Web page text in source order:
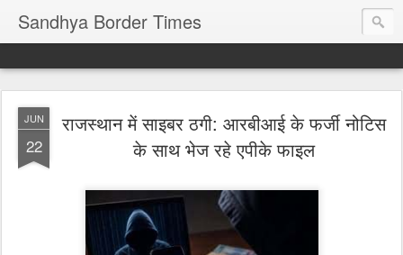
Sandhya Border Times
JUN
22
राजस्थान में साइबर ठगी: आरबीआई के फर्जी नोटिस
के साथ भेज रहे एपीके फाइल